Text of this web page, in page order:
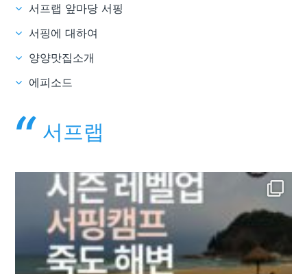
서프랩 앞마당 서핑
서핑에 대하여
양양맛집소개
에피소드
서프랩